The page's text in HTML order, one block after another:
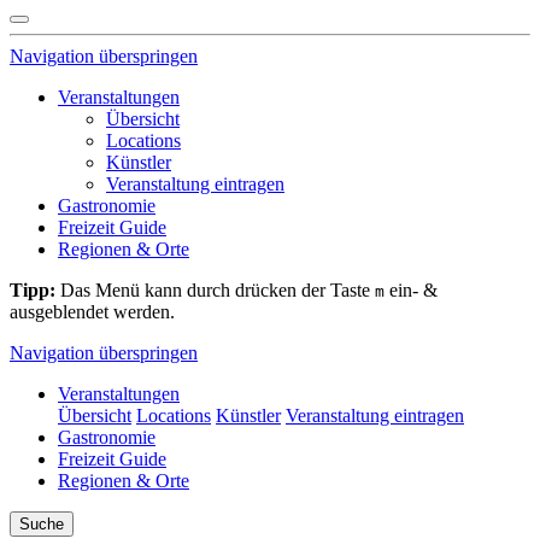
Navigation überspringen
Veranstaltungen
Übersicht
Locations
Künstler
Veranstaltung eintragen
Gastronomie
Freizeit Guide
Regionen & Orte
Tipp: Das Menü kann durch drücken der Taste m ein- &
ausgeblendet werden.
Navigation überspringen
Veranstaltungen
Übersicht Locations Künstler Veranstaltung eintragen
Gastronomie
Freizeit Guide
Regionen & Orte
Suche